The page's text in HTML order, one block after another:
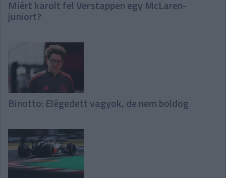
Miért karolt fel Verstappen egy McLaren-
juniort?
Binotto: Elégedett vagyok, de nem boldog